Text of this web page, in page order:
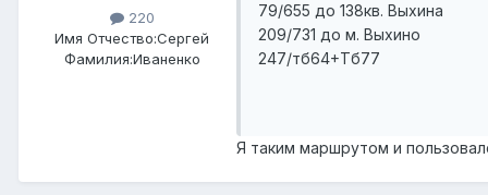
220
Имя Отчество:Сергей
Фамилия:Иваненко
79/655 до 138кв. Выхина
209/731 до м. Выхино
247/тб64+Тб77
Я таким маршрутом и